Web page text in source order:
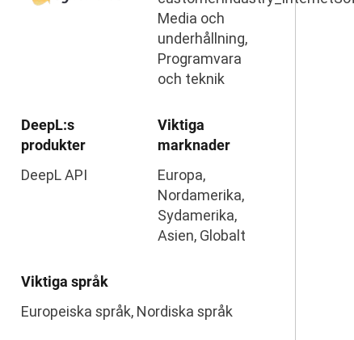
Media och
underhållning,
Programvara
och teknik
DeepL:s
produkter
DeepL API
Viktiga
marknader
Europa,
Nordamerika,
Sydamerika,
Asien, Globalt
Viktiga språk
Europeiska språk, Nordiska språk